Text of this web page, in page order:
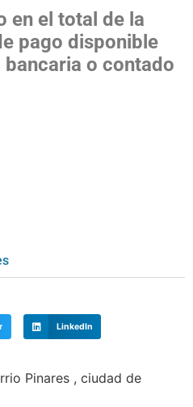
en el total de la
pago disponible
o contado
LinkedIn
Pinares , ciudad de